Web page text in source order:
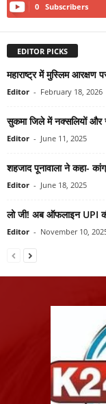
0 Subscribers
EDITOR PICKS
महाराष्ट्र में मुस्लिम आरक्षण
Editor - February 18, 2026
सुकमा जिले में नक्सलियों और
Editor - June 11, 2025
शहजाद पूनावाला ने कहा-
Editor - June 18, 2025
लो जी! अब ऑफलाइन UPI
Editor - November 10,